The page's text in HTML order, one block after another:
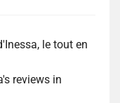
le tout en
reviews in